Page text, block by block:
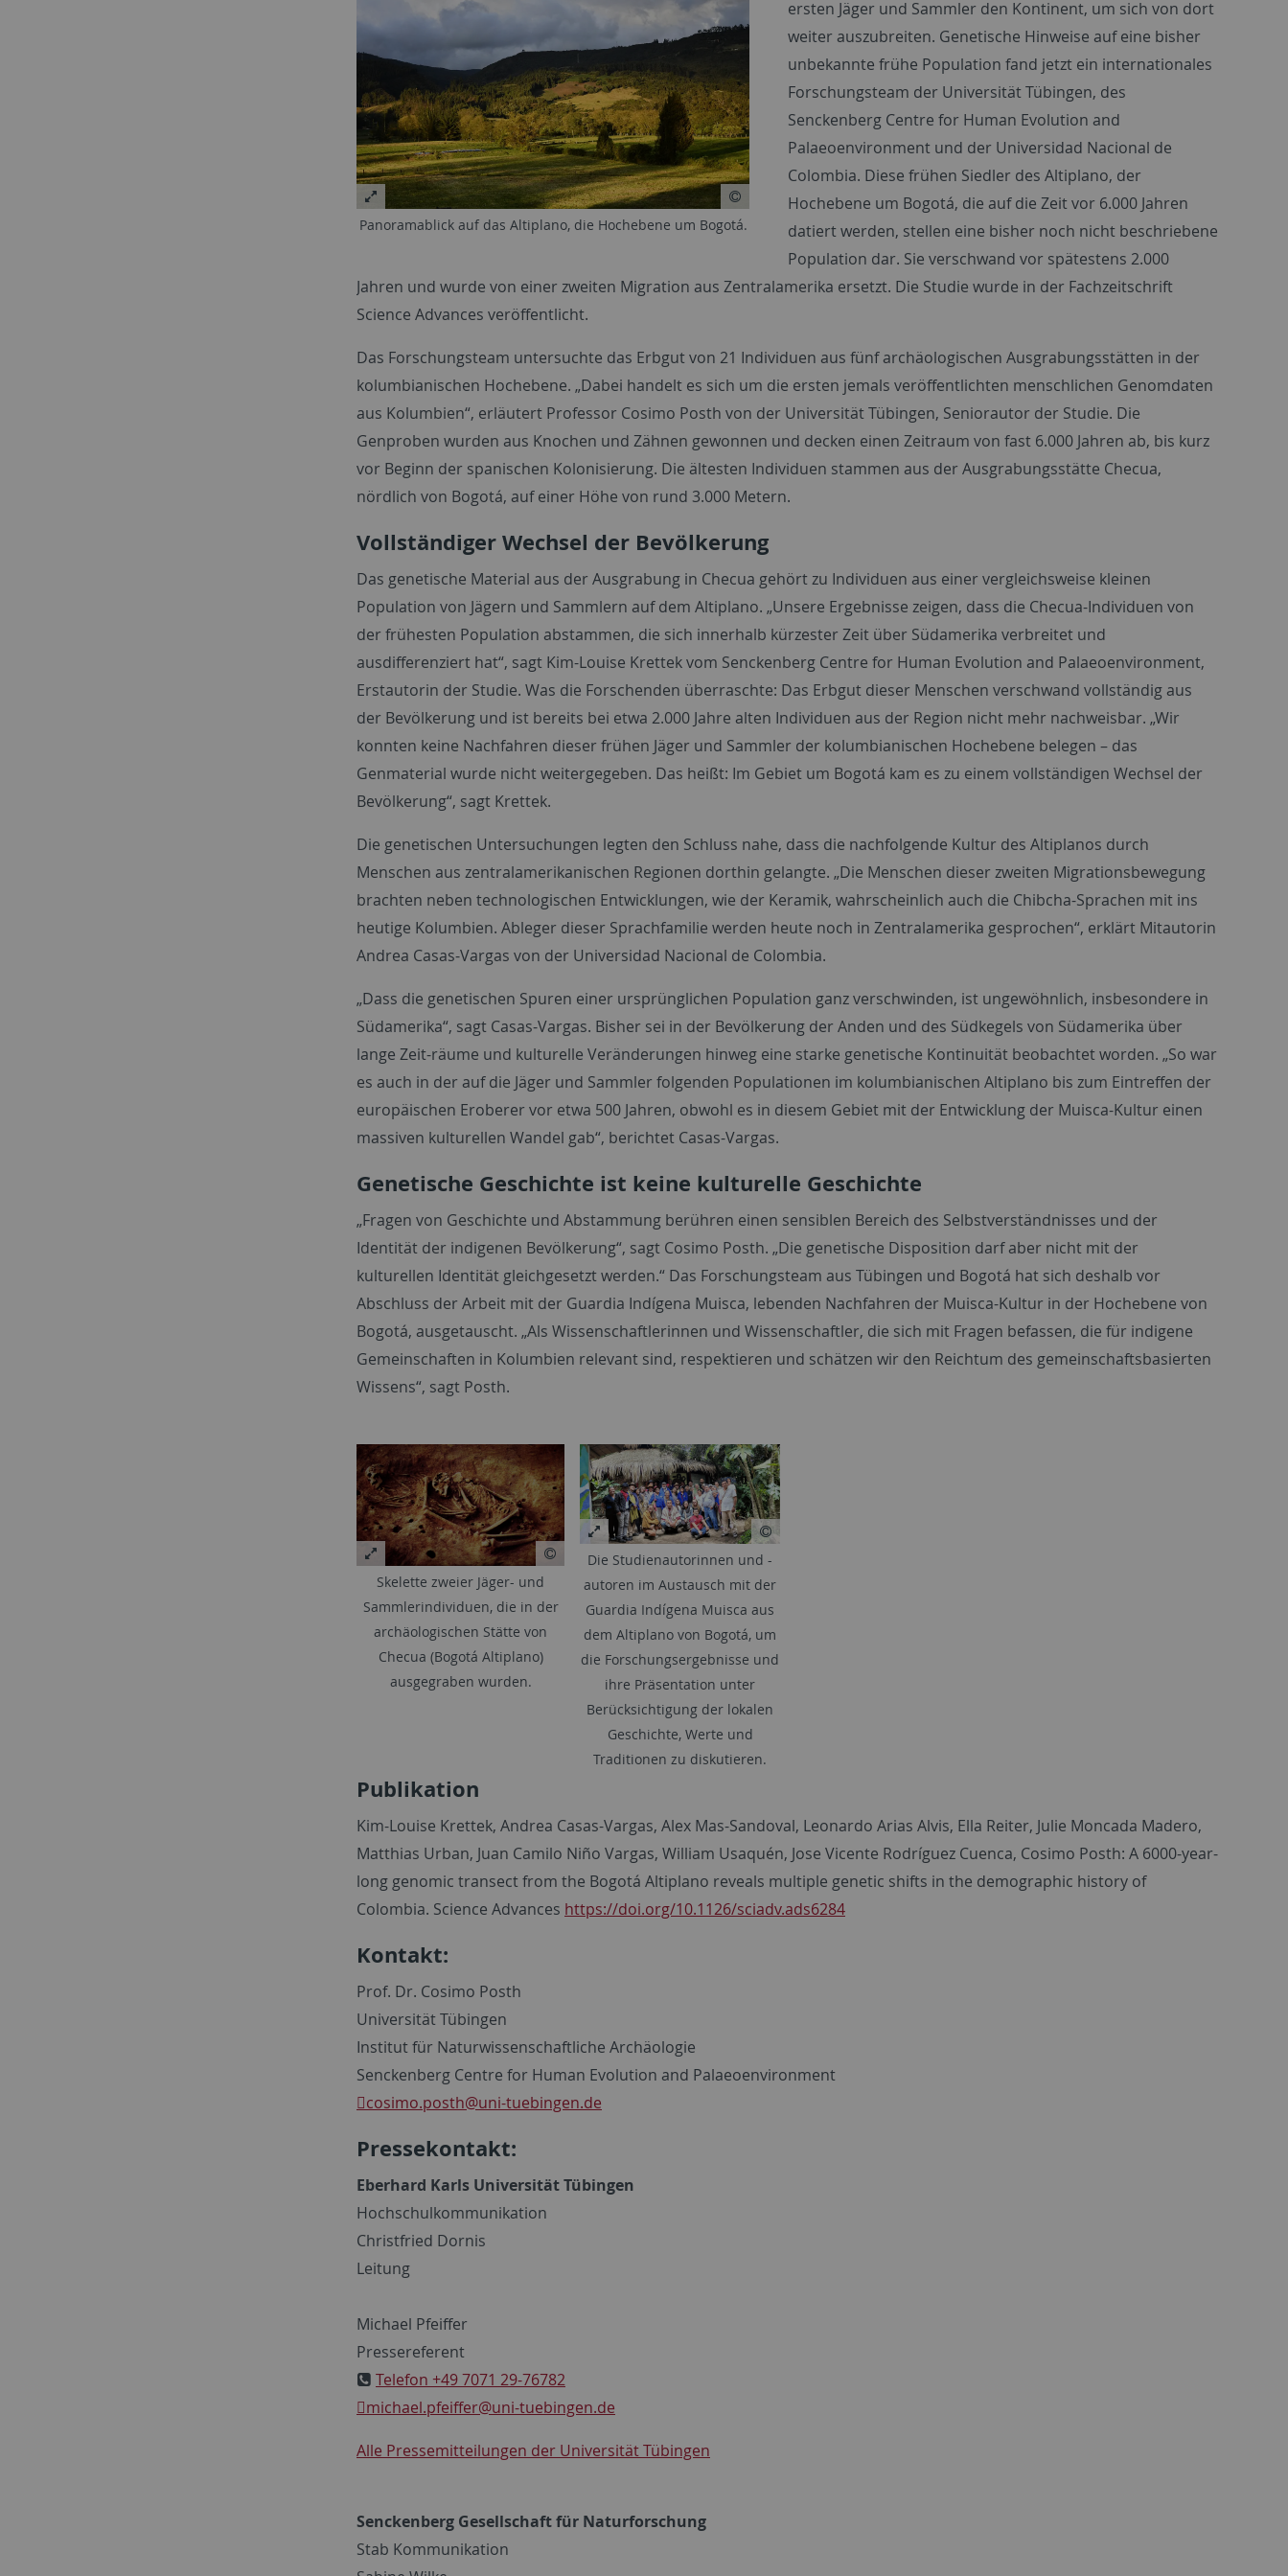
Panoramablick auf das Altiplano, die Hochebene um Bogotá.
ersten Jäger und Sammler den Kontinent, um sich von dort
weiter auszubreiten. Genetische Hinweise auf eine bisher
unbekannte frühe Population fand jetzt ein internationales
Forschungsteam der Universität Tübingen, des
Senckenberg Centre for Human Evolution and
Palaeoenvironment und der Universidad Nacional de
Colombia. Diese frühen Siedler des Altiplano, der
Hochebene um Bogotá, die auf die Zeit vor 6.000 Jahren
datiert werden, stellen eine bisher noch nicht beschriebene
Population dar. Sie verschwand vor spätestens 2.000
Jahren und wurde von einer zweiten Migration aus Zentralamerika ersetzt. Die Studie wurde in der Fachzeitschrift
Science Advances veröffentlicht.
Das Forschungsteam untersuchte das Erbgut von 21 Individuen aus fünf archäologischen Ausgrabungsstätten in der
kolumbianischen Hochebene. „Dabei handelt es sich um die ersten jemals veröffentlichten menschlichen Genomdaten
aus Kolumbien“, erläutert Professor Cosimo Posth von der Universität Tübingen, Seniorautor der Studie. Die
Genproben wurden aus Knochen und Zähnen gewonnen und decken einen Zeitraum von fast 6.000 Jahren ab, bis kurz
vor Beginn der spanischen Kolonisierung. Die ältesten Individuen stammen aus der Ausgrabungsstätte Checua,
nördlich von Bogotá, auf einer Höhe von rund 3.000 Metern.
Vollständiger Wechsel der Bevölkerung
Das genetische Material aus der Ausgrabung in Checua gehört zu Individuen aus einer vergleichsweise kleinen
Population von Jägern und Sammlern auf dem Altiplano. „Unsere Ergebnisse zeigen, dass die Checua-Individuen von
der frühesten Population abstammen, die sich innerhalb kürzester Zeit über Südamerika verbreitet und
ausdifferenziert hat“, sagt Kim-Louise Krettek vom Senckenberg Centre for Human Evolution and Palaeoenvironment,
Erstautorin der Studie. Was die Forschenden überraschte: Das Erbgut dieser Menschen verschwand vollständig aus
der Bevölkerung und ist bereits bei etwa 2.000 Jahre alten Individuen aus der Region nicht mehr nachweisbar. „Wir
konnten keine Nachfahren dieser frühen Jäger und Sammler der kolumbianischen Hochebene belegen – das
Genmaterial wurde nicht weitergegeben. Das heißt: Im Gebiet um Bogotá kam es zu einem vollständigen Wechsel der
Bevölkerung“, sagt Krettek.
Die genetischen Untersuchungen legten den Schluss nahe, dass die nachfolgende Kultur des Altiplanos durch
Menschen aus zentralamerikanischen Regionen dorthin gelangte. „Die Menschen dieser zweiten Migrationsbewegung
brachten neben technologischen Entwicklungen, wie der Keramik, wahrscheinlich auch die Chibcha-Sprachen mit ins
heutige Kolumbien. Ableger dieser Sprachfamilie werden heute noch in Zentralamerika gesprochen“, erklärt Mitautorin
Andrea Casas-Vargas von der Universidad Nacional de Colombia.
„Dass die genetischen Spuren einer ursprünglichen Population ganz verschwinden, ist ungewöhnlich, insbesondere in
Südamerika“, sagt Casas-Vargas. Bisher sei in der Bevölkerung der Anden und des Südkegels von Südamerika über
lange Zeit-räume und kulturelle Veränderungen hinweg eine starke genetische Kontinuität beobachtet worden. „So war
es auch in der auf die Jäger und Sammler folgenden Populationen im kolumbianischen Altiplano bis zum Eintreffen der
europäischen Eroberer vor etwa 500 Jahren, obwohl es in diesem Gebiet mit der Entwicklung der Muisca-Kultur einen
massiven kulturellen Wandel gab“, berichtet Casas-Vargas.
Genetische Geschichte ist keine kulturelle Geschichte
„Fragen von Geschichte und Abstammung berühren einen sensiblen Bereich des Selbstverständnisses und der
Identität der indigenen Bevölkerung“, sagt Cosimo Posth. „Die genetische Disposition darf aber nicht mit der
kulturellen Identität gleichgesetzt werden.“ Das Forschungsteam aus Tübingen und Bogotá hat sich deshalb vor
Abschluss der Arbeit mit der Guardia Indígena Muisca, lebenden Nachfahren der Muisca-Kultur in der Hochebene von
Bogotá, ausgetauscht. „Als Wissenschaftlerinnen und Wissenschaftler, die sich mit Fragen befassen, die für indigene
Gemeinschaften in Kolumbien relevant sind, respektieren und schätzen wir den Reichtum des gemeinschaftsbasierten
Wissens“, sagt Posth.
Skelette zweier Jäger- und
Sammlerindividuen, die in der
archäologischen Stätte von
Checua (Bogotá Altiplano)
ausgegraben wurden.
Die Studienautorinnen und -
autoren im Austausch mit der
Guardia Indígena Muisca aus
dem Altiplano von Bogotá, um
die Forschungsergebnisse und
ihre Präsentation unter
Berücksichtigung der lokalen
Geschichte, Werte und
Traditionen zu diskutieren.
Publikation
Kim-Louise Krettek, Andrea Casas-Vargas, Alex Mas-Sandoval, Leonardo Arias Alvis, Ella Reiter, Julie Moncada Madero,
Matthias Urban, Juan Camilo Niño Vargas, William Usaquén, Jose Vicente Rodríguez Cuenca, Cosimo Posth: A 6000-year-
long genomic transect from the Bogotá Altiplano reveals multiple genetic shifts in the demographic history of
Colombia. Science Advances https://doi.org/10.1126/sciadv.ads6284
Kontakt:
Prof. Dr. Cosimo Posth
Universität Tübingen
Institut für Naturwissenschaftliche Archäologie
Senckenberg Centre for Human Evolution and Palaeoenvironment
cosimo.posth@uni-tuebingen.de
Pressekontakt:
Eberhard Karls Universität Tübingen
Hochschulkommunikation
Christfried Dornis
Leitung
Michael Pfeiffer
Pressereferent
Telefon +49 7071 29-76782
michael.pfeiffer@uni-tuebingen.de
Alle Pressemitteilungen der Universität Tübingen
Senckenberg Gesellschaft für Naturforschung
Stab Kommunikation